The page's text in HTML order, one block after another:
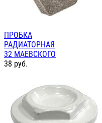
ПРОБКА
РАДИАТОРНАЯ
32 МАЕВСКОГО
38 руб.